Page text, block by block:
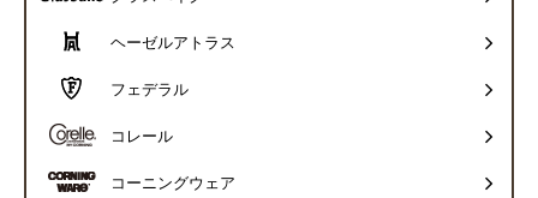
ヘーゼルアトラス
フェデラル
コレール
コーニングウェア